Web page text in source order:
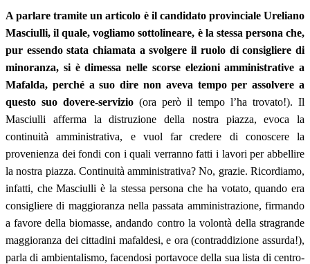
A parlare tramite un articolo è il candidato provinciale Ureliano
Masciulli, il quale, vogliamo sottolineare, è la stessa persona che,
pur essendo stata chiamata a svolgere il ruolo di consigliere di
minoranza, si è dimessa nelle scorse elezioni amministrative a
Mafalda, perché a suo dire non aveva tempo per assolvere a
questo suo dovere-servizio (ora però il tempo l’ha trovato!). Il
Masciulli afferma la distruzione della nostra piazza, evoca la
continuità amministrativa, e vuol far credere di conoscere la
provenienza dei fondi con i quali verranno fatti i lavori per abbellire
la nostra piazza. Continuità amministrativa? No, grazie. Ricordiamo,
infatti, che Masciulli è la stessa persona che ha votato, quando era
consigliere di maggioranza nella passata amministrazione, firmando
a favore della biomasse, andando contro la volontà della stragrande
maggioranza dei cittadini mafaldesi, e ora (contraddizione assurda!),
parla di ambientalismo, facendosi portavoce della sua lista di centro-